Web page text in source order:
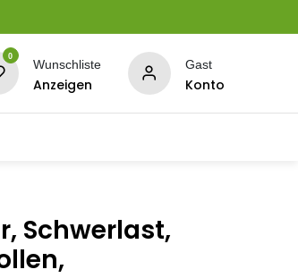
0
Wunschliste
Anzeigen
Gast
Konto
Schwerlast,